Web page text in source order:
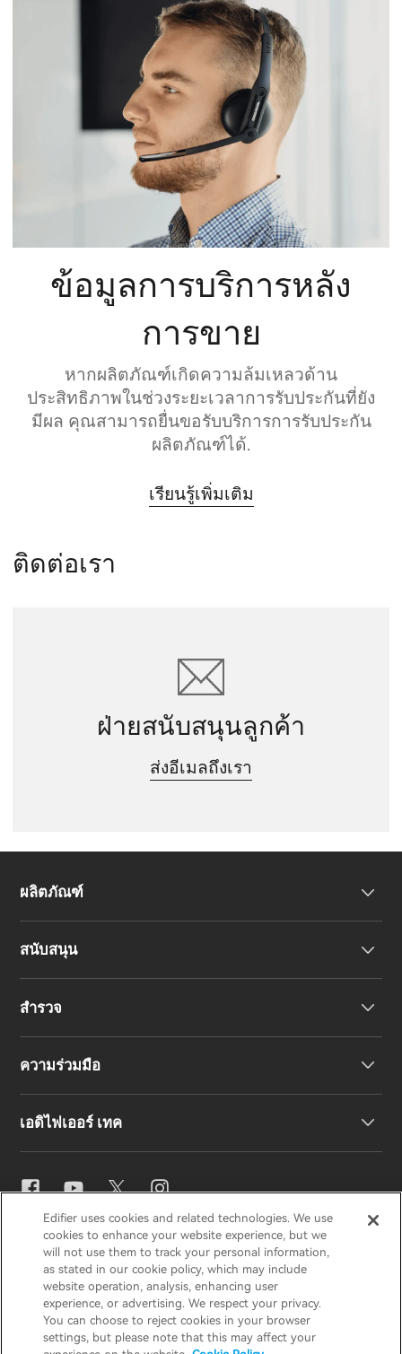
ข้อมูลการบริการหลัง
การขาย
หากผลิตภัณฑ์เกิดความล้มเหลวด้าน
ประสิทธิภาพในช่วงระยะเวลาการรับประกันที่ยัง
มีผล คุณสามารถยื่นขอรับบริการการรับประกัน
ผลิตภัณฑ์ได้.
เรียนรู้เพิ่มเติม
ติดต่อเรา
ฝ่ายสนับสนุนลูกค้า
ส่งอีเมลถึงเรา
ผลิตภัณฑ์
สนับสนุน
สำรวจ
ความร่วมมือ
สมัครเป็นตัวแทนจำหน่าย
เอดิไฟเออร์ เทค
การตั้งค่าอีคิว
Snapdragon Sound™
การสตรีมเพลง
EDIFIERAIRPULSESTAXHECATE
ประกาศความเป็นส่วนตัวประกาศเกี่ยวกับคุกกี้
ประเทศไทย / ไทย
Edifier uses cookies and related technologies. We use
cookies to enhance your website experience, but we
will not use them to track your personal information,
as stated in our cookie policy, which may include
website operation, analysis, enhancing user
experience, or advertising. We respect your privacy.
You can choose to reject cookies in your browser
settings, but please note that this may affect your